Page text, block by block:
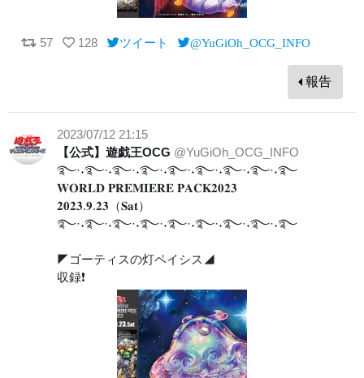
57 128 ツイート @YuGiOh_OCG_INFO
報告
2023/07/12 21:15
【公式】遊戯王OCG @YuGiOh_OCG_INFO
࿐·˖࿐·˖࿐·˖࿐·˖࿐·˖࿐·˖࿐·˖࿐·˖࿐
𝐖𝐎𝐑𝐋𝐃 𝐏𝐑𝐄𝐌𝐈𝐄𝐑𝐄 𝐏𝐀𝐂𝐊𝟐𝟎𝟐𝟑
𝟐𝟎𝟐𝟑.𝟗.𝟐𝟑（𝐒𝐚𝐭）
࿐·˖࿐·˖࿐·˖࿐·˖࿐·˖࿐·˖࿐·˖࿐·˖࿐
◤ゴーティスの灯ペイシス◢
収録❗️